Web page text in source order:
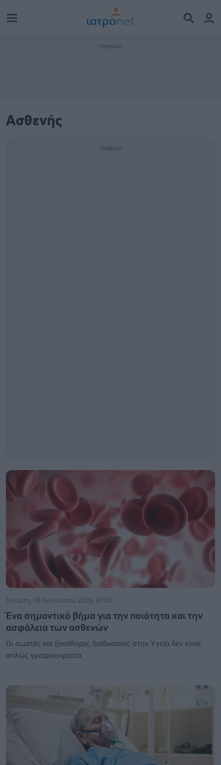
Ασθενής
Τετάρτη, 05 Αυγούστου 2026, 07:00
Ένα σημαντικό βήμα για την ποιότητα και την
ασφάλεια των ασθενών
Οι σωστές και ξεκάθαρες διαδικασίες στην Υγεία δεν είναι
απλώς γραφειοκρατία.